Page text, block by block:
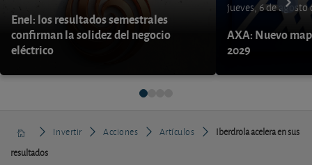
Enel: los resultados semestrales
confirman la solidez del negocio
eléctrico
jueves, 6 de agosto
AXA: Nuevo
2029
Invertir Acciones Artículos
Iberdrola acelera en sus
resultados